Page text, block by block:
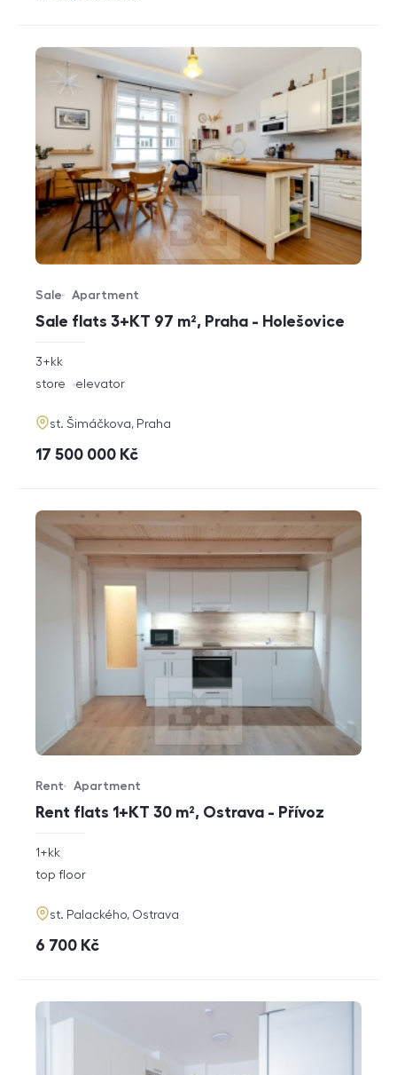
Sale flats 3+KT 97 m², Praha - Holešovice
Offer type
Sale
Property type
Apartment
rozměry
disposition
3+kk
funkce
store elevator
adresa
st. Šimáčkova, Praha
cena
17 500 000 Kč
Rent flats 1+KT 30 m², Ostrava - Přívoz
Offer type
Rent
Property type
Apartment
rozměry
disposition
1+kk
funkce
top floor
adresa
st. Palackého, Ostrava
cena
6 700 Kč